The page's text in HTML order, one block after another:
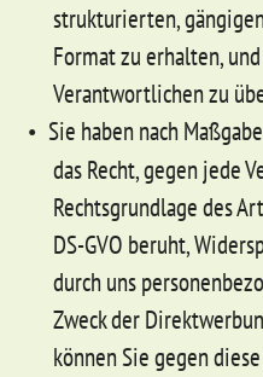
strukturierten,
Format zu erhalten,
Verantwortlichen zu
Sie haben nach
das Recht, gegen jede
Rechtsgrundlage des
DS-GVO beruht,
durch uns
Zweck der
können Sie gegen